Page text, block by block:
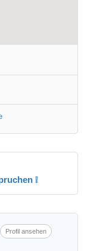
❕
Profil ansehen